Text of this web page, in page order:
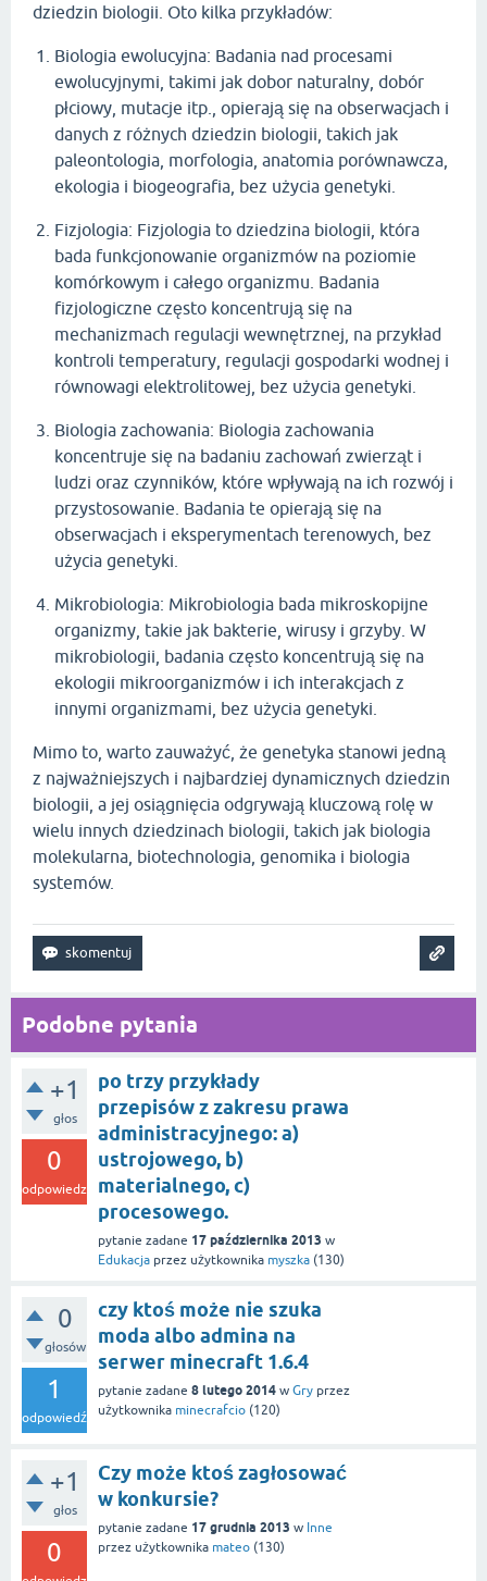
dziedzin biologii. Oto kilka przykładów:
Biologia ewolucyjna: Badania nad procesami
ewolucyjnymi, takimi jak dobor naturalny, dobór
płciowy, mutacje itp., opierają się na obserwacjach i
danych z różnych dziedzin biologii, takich jak
paleontologia, morfologia, anatomia porównawcza,
ekologia i biogeografia, bez użycia genetyki.
Fizjologia: Fizjologia to dziedzina biologii, która
bada funkcjonowanie organizmów na poziomie
komórkowym i całego organizmu. Badania
fizjologiczne często koncentrują się na
mechanizmach regulacji wewnętrznej, na przykład
kontroli temperatury, regulacji gospodarki wodnej i
równowagi elektrolitowej, bez użycia genetyki.
Biologia zachowania: Biologia zachowania
koncentruje się na badaniu zachowań zwierząt i
ludzi oraz czynników, które wpływają na ich rozwój i
przystosowanie. Badania te opierają się na
obserwacjach i eksperymentach terenowych, bez
użycia genetyki.
Mikrobiologia: Mikrobiologia bada mikroskopijne
organizmy, takie jak bakterie, wirusy i grzyby. W
mikrobiologii, badania często koncentrują się na
ekologii mikroorganizmów i ich interakcjach z
innymi organizmami, bez użycia genetyki.
Mimo to, warto zauważyć, że genetyka stanowi jedną
z najważniejszych i najbardziej dynamicznych dziedzin
biologii, a jej osiągnięcia odgrywają kluczową rolę w
wielu innych dziedzinach biologii, takich jak biologia
molekularna, biotechnologia, genomika i biologia
systemów.
Podobne pytania
+1
głos
0
odpowiedzi
po trzy przykłady
przepisów z zakresu prawa
administracyjnego: a)
ustrojowego, b)
materialnego, c)
procesowego.
pytanie zadane 17 października 2013 w
Edukacja przez użytkownika myszka (130)
0
głosów
1
odpowiedź
czy ktoś może nie szuka
moda albo admina na
serwer minecraft 1.6.4
pytanie zadane 8 lutego 2014 w Gry przez
użytkownika minecrafcio (120)
+1
głos
0
Czy może ktoś zagłosować
w konkursie?
pytanie zadane 17 grudnia 2013 w Inne
przez użytkownika mateo (130)